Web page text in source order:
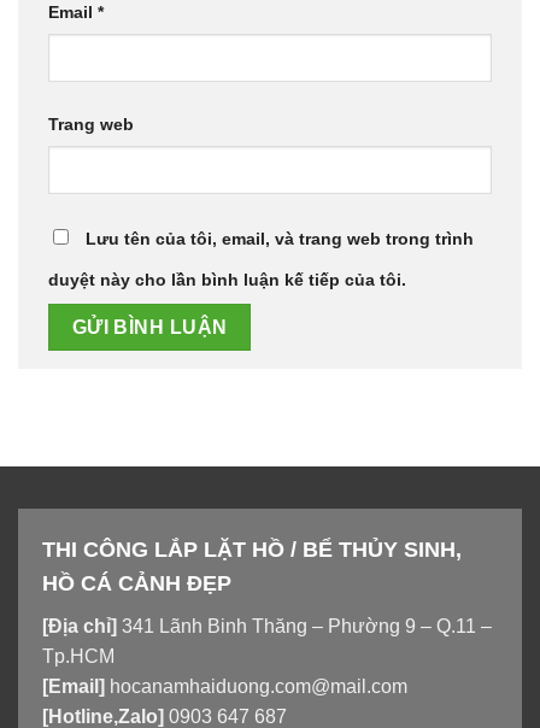
Email *
Trang web
Lưu tên của tôi, email, và trang web trong trình
duyệt này cho lần bình luận kế tiếp của tôi.
THI CÔNG LẮP LẶT HỒ / BỂ THỦY SINH,
HỒ CÁ CẢNH ĐẸP
[Địa chỉ] 341 Lãnh Binh Thăng – Phường 9 – Q.11 –
Tp.HCM
[Email] hocanamhaiduong.com@mail.com
[Hotline,Zalo] 0903 647 687